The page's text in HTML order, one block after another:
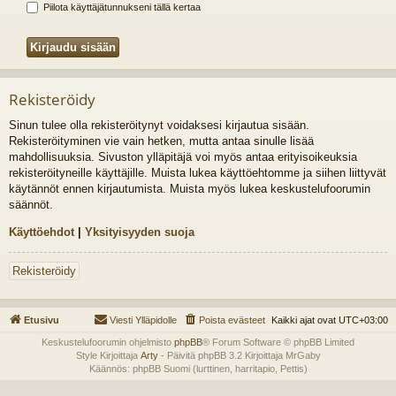
Piilota käyttäjätunnukseni tällä kertaa
Rekisteröidy
Sinun tulee olla rekisteröitynyt voidaksesi kirjautua sisään.
Rekisteröityminen vie vain hetken, mutta antaa sinulle lisää
mahdollisuuksia. Sivuston ylläpitäjä voi myös antaa erityisoikeuksia
rekisteröityneille käyttäjille. Muista lukea käyttöehtomme ja siihen liittyvät
käytännöt ennen kirjautumista. Muista myös lukea keskustelufoorumin
säännöt.
Käyttöehdot | Yksityisyyden suoja
Rekisteröidy
Etusivu Kaikki ajat ovat UTC+03:00
Poista evästeet
Viesti Ylläpidolle
Keskustelufoorumin ohjelmisto phpBB® Forum Software © phpBB Limited
Style Kirjoittaja Arty- Päivitä phpBB 3.2 Kirjoittaja MrGaby
Käännös: phpBB Suomi (lurttinen, harritapio, Pettis)